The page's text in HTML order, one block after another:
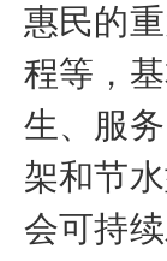
惠民的
程等，
生、服
架和节
会可持